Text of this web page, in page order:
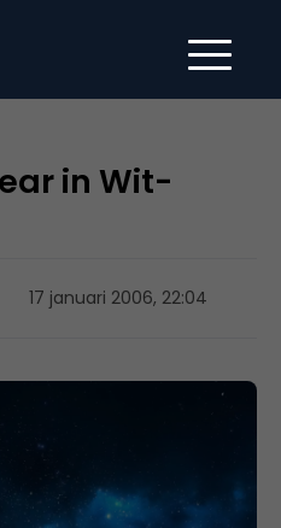
in Wit-
17 januari 2006, 22:04